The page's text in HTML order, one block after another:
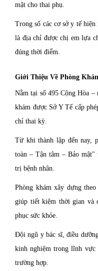
mật cho thai phụ.
Trong số các cơ sở y tế hiện
là địa chỉ được chị em lựa
đúng thời điểm.
Giới Thiệu Về Phòng
Nằm tại số 495 Cộng Hòa –
khám được Sở Y Tế cấp
chỉ thai kỳ.
Từ khi thành lập đến nay,
toàn – Tận tâm – Bảo mật"
trị bệnh nhân.
Phòng khám xây dựng
giúp tiết kiệm thời gian và
phục sức khỏe.
Đội ngũ y bác sĩ, điều
kinh nghiệm trong lĩnh vực
trường hợp.